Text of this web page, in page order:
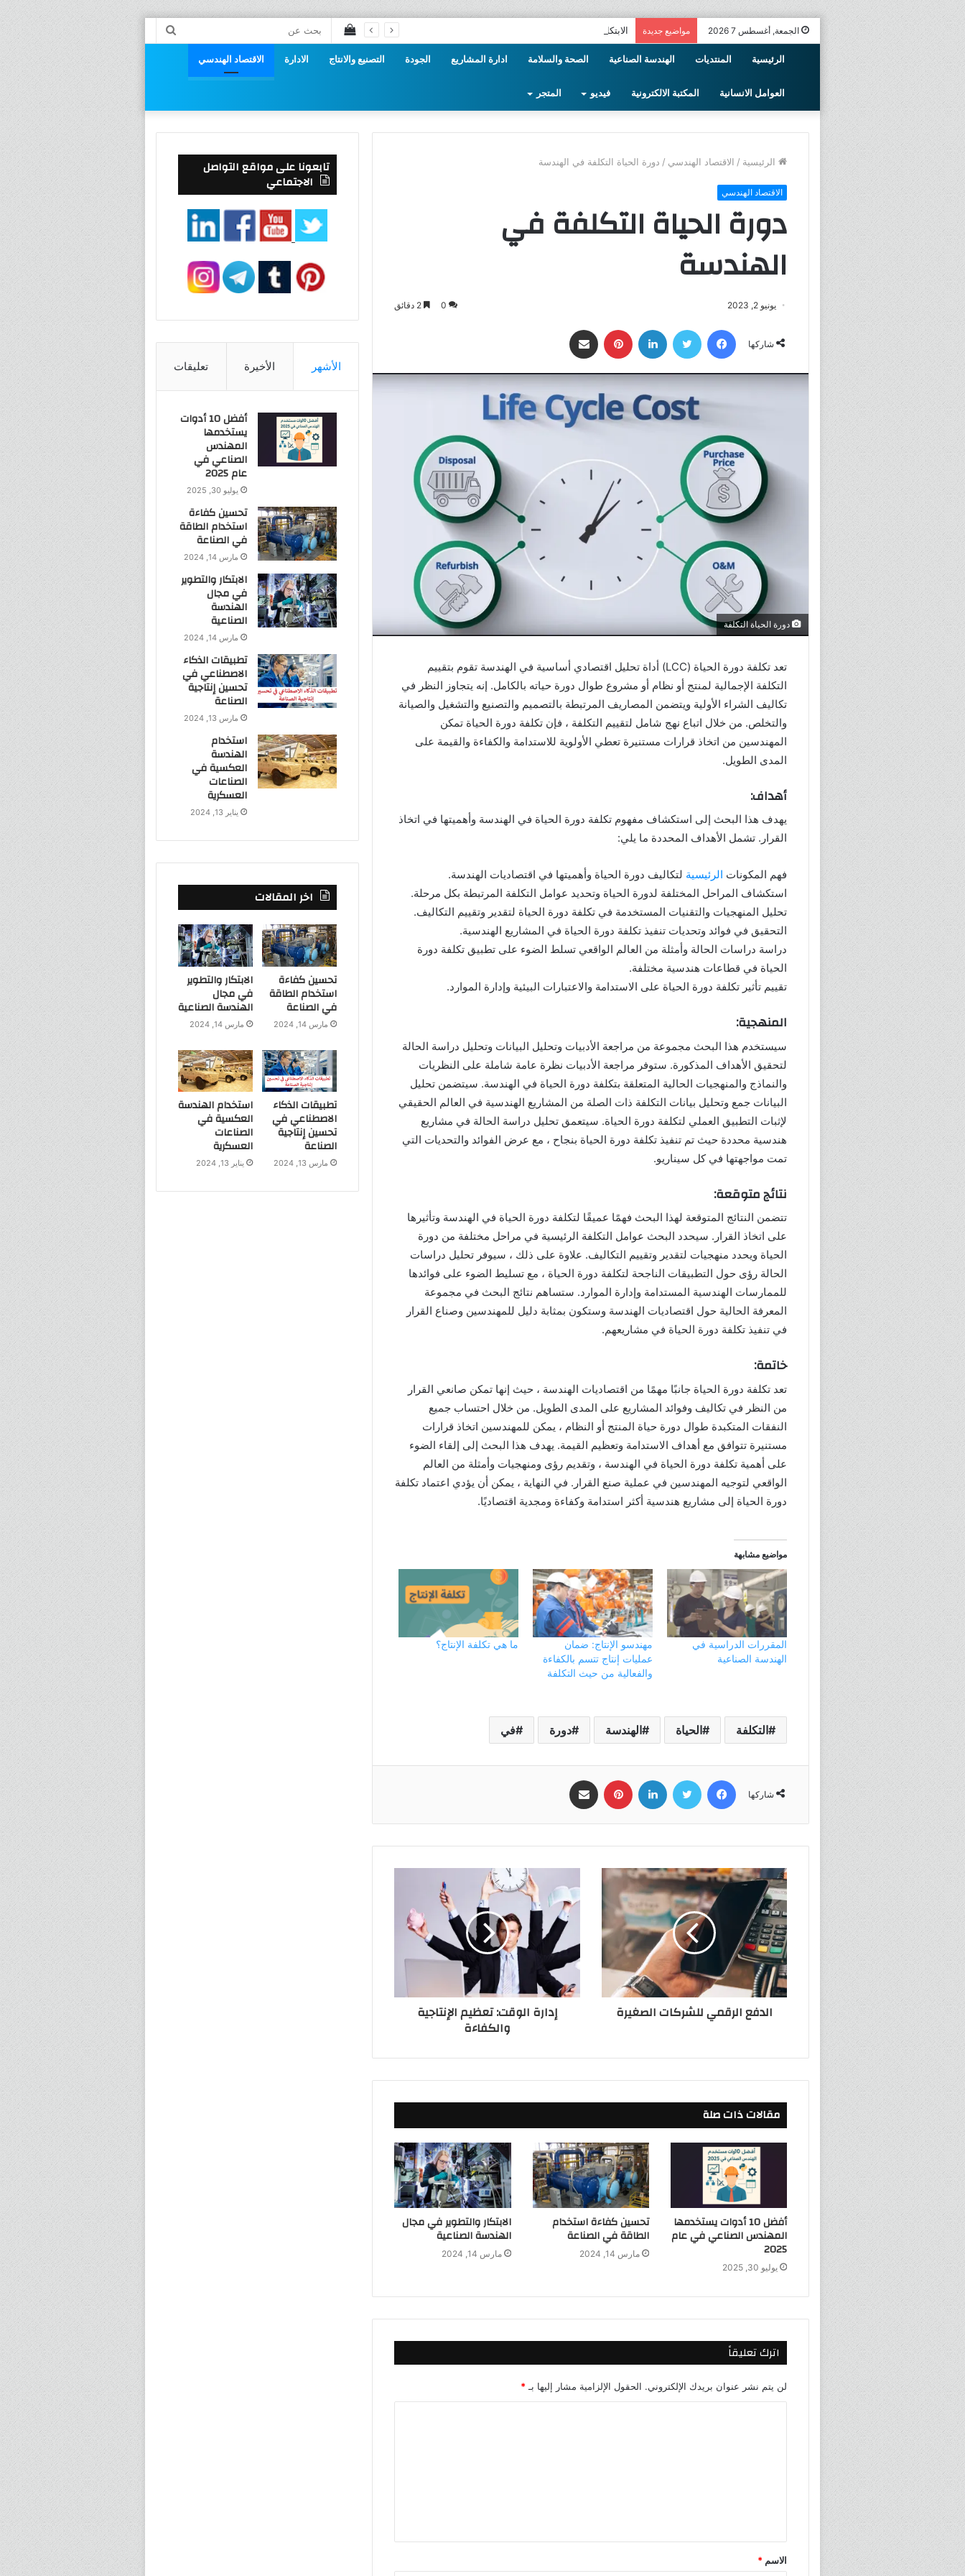
الجمعة, أغسطس 7 2026 مواضيع جديدة الابتكار والتطوير في مجال الهندسة الصناعية
بحث
إستعراض
سلة
الرئيسية المنتديات الهندسة الصناعية الصحة والسلامة ادارة المشاريع الجودة التصنيع والانتاج الادارة الاقتصاد الهندسي
العوامل الانسانية المكتبة الالكترونية فيديو المتجر
الرئيسية / الاقتصاد الهندسي / دورة الحياة التكلفة في الهندسة
الاقتصاد الهندسي
دورة الحياة التكلفة في
الهندسة
يونيو 2, 2023 0 2 دقائق
شاركها
فيسبوك تويتر لينكدإن بينتيريست
دورة الحياة التكلفة
تعد تكلفة دورة الحياة (LCC) أداة تحليل اقتصادي أساسية في الهندسة تقوم بتقييم
التكلفة الإجمالية لمنتج أو نظام أو مشروع طوال دورة حياته بالكامل. إنه يتجاوز النظر في
تكاليف الشراء الأولية ويتضمن المصاريف المرتبطة بالتصميم والتصنيع والتشغيل والصيانة
والتخلص. من خلال اتباع نهج شامل لتقييم التكلفة ، فإن تكلفة دورة الحياة تمكن
المهندسين من اتخاذ قرارات مستنيرة تعطي الأولوية للاستدامة والكفاءة والقيمة على
المدى الطويل.
أهداف:
يهدف هذا البحث إلى استكشاف مفهوم تكلفة دورة الحياة في الهندسة وأهميتها في اتخاذ
القرار. تشمل الأهداف المحددة ما يلي:
فهم المكونات الرئيسية لتكاليف دورة الحياة وأهميتها في اقتصاديات الهندسة.
استكشاف المراحل المختلفة لدورة الحياة وتحديد عوامل التكلفة المرتبطة بكل مرحلة.
تحليل المنهجيات والتقنيات المستخدمة في تكلفة دورة الحياة لتقدير وتقييم التكاليف.
التحقيق في فوائد وتحديات تنفيذ تكلفة دورة الحياة في المشاريع الهندسية.
دراسة دراسات الحالة وأمثلة من العالم الواقعي تسلط الضوء على تطبيق تكلفة دورة
الحياة في قطاعات هندسية مختلفة.
تقييم تأثير تكلفة دورة الحياة على الاستدامة والاعتبارات البيئية وإدارة الموارد.
المنهجية:
سيستخدم هذا البحث مجموعة من مراجعة الأدبيات وتحليل البيانات وتحليل دراسة الحالة
لتحقيق الأهداف المذكورة. ستوفر مراجعة الأدبيات نظرة عامة شاملة على النظريات
والنماذج والمنهجيات الحالية المتعلقة بتكلفة دورة الحياة في الهندسة. سيتضمن تحليل
البيانات جمع وتحليل بيانات التكلفة ذات الصلة من المشاريع الهندسية في العالم الحقيقي
لإثبات التطبيق العملي لتكلفة دورة الحياة. سيتعمق تحليل دراسة الحالة في مشاريع
هندسية محددة حيث تم تنفيذ تكلفة دورة الحياة بنجاح ، مع عرض الفوائد والتحديات التي
تمت مواجهتها في كل سيناريو.
نتائج متوقعة:
تتضمن النتائج المتوقعة لهذا البحث فهمًا عميقًا لتكلفة دورة الحياة في الهندسة وتأثيرها
على اتخاذ القرار. سيحدد البحث عوامل التكلفة الرئيسية في مراحل مختلفة من دورة
الحياة ويحدد منهجيات لتقدير وتقييم التكاليف. علاوة على ذلك ، سيوفر تحليل دراسات
الحالة رؤى حول التطبيقات الناجحة لتكلفة دورة الحياة ، مع تسليط الضوء على فوائدها
للممارسات الهندسية المستدامة وإدارة الموارد. ستساهم نتائج البحث في مجموعة
المعرفة الحالية حول اقتصاديات الهندسة وستكون بمثابة دليل للمهندسين وصناع القرار
في تنفيذ تكلفة دورة الحياة في مشاريعهم.
خاتمة:
تعد تكلفة دورة الحياة جانبًا مهمًا من اقتصاديات الهندسة ، حيث إنها تمكن صانعي القرار
من النظر في تكاليف وفوائد المشاريع على المدى الطويل. من خلال احتساب جميع
النفقات المتكبدة طوال دورة حياة المنتج أو النظام ، يمكن للمهندسين اتخاذ قرارات
مستنيرة تتوافق مع أهداف الاستدامة وتعظيم القيمة. يهدف هذا البحث إلى إلقاء الضوء
على أهمية تكلفة دورة الحياة في الهندسة ، وتقديم رؤى ومنهجيات وأمثلة من العالم
الواقعي لتوجيه المهندسين في عملية صنع القرار. في النهاية ، يمكن أن يؤدي اعتماد تكلفة
دورة الحياة إلى مشاريع هندسية أكثر استدامة وكفاءة ومجدية اقتصاديًا.
مواضيع مشابهة
المقررات الدراسية في
الهندسة الصناعية
مهندسو الإنتاج: ضمان
عمليات إنتاج تتسم بالكفاءة
والفعالية من حيث التكلفة
ما هي تكلفة الإنتاج؟
التكلفة الحياة الهندسة دورة في
شاركها
فيسبوك تويتر لينكدإن بينتيريست
الدفع الرقمي للشركات الصغيرة إدارة الوقت: تعظيم الإنتاجية
والكفاءة
مقالات ذات صلة
أفضل 10 أدوات يستخدمها
المهندس الصناعي في عام
2025
يوليو 30, 2025
تحسين كفاءة استخدام
الطاقة في الصناعة
مارس 14, 2024
الابتكار والتطوير في مجال
الهندسة الصناعية
مارس 14, 2024
اترك تعليقاً
لن يتم نشر عنوان بريدك الإلكتروني. الحقول الإلزامية مشار إليها بـ *
الاسم *
تابعونا على مواقع التواصل
الاجتماعي
الأشهر الأخيرة تعليقات
أفضل 10 أدوات
يستخدمها
المهندس
الصناعي في
عام 2025
يوليو 30, 2025
تحسين كفاءة
استخدام الطاقة
في الصناعة
مارس 14, 2024
الابتكار والتطوير
في مجال
الهندسة
الصناعية
مارس 14, 2024
تطبيقات الذكاء
الاصطناعي في
تحسين إنتاجية
الصناعة
مارس 13, 2024
استخدام
الهندسة
العكسية في
الصناعات
العسكرية
يناير 13, 2024
اخر المقالات
تحسين كفاءة
استخدام الطاقة
في الصناعة
مارس 14, 2024
الابتكار والتطوير
في مجال
الهندسة الصناعية
مارس 14, 2024
تطبيقات الذكاء
الاصطناعي في
تحسين إنتاجية
الصناعة
مارس 13, 2024
استخدام الهندسة
العكسية في
الصناعات
العسكرية
يناير 13, 2024